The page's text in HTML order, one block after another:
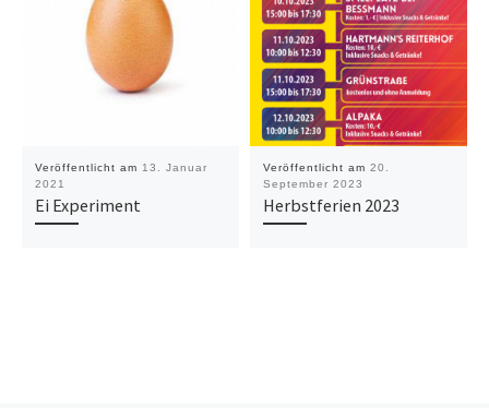
Veröffentlicht am 13. Januar
2021
Ei Experiment
Veröffentlicht am 20.
September 2023
Herbstferien 2023